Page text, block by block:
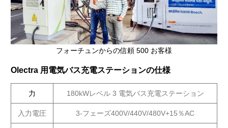
フォーチュンからの信頼 500 お客様
Olectra 用電気バス充電ステーションの仕様
力 180kWレベル 3 電気バス充電ステーション
入力電圧 3-フェーズ400V/440V/480V+15％AC